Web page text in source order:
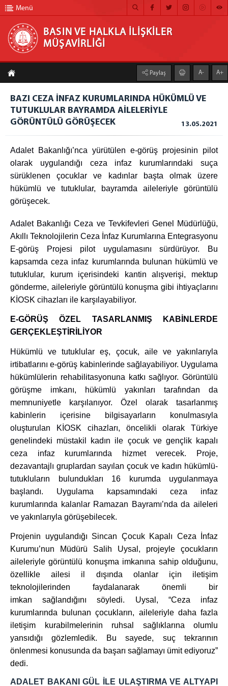
BASIN VE HALKLA İLİŞKİLER MÜŞAVİRLİĞİ
ANA SAYFA
MÜŞAVİRLİĞİMİZ
HABER ARŞİVİ
GÖRÜNTÜLÜ HABER
BÜLTEN
İLETİŞİM
Menü
BASIN VE HALKLA İLİŞKİLER
MÜŞAVİRLİĞİ
Paylaş A- A+
BAZI CEZA İNFAZ KURUMLARINDA HÜKÜMLÜ VE
TUTUKLULAR BAYRAMDA AİLELERİYLE
GÖRÜNTÜLÜ GÖRÜŞECEK
13.05.2021
Adalet Bakanlığı’nca yürütülen e-görüş projesinin pilot
olarak uygulandığı ceza infaz kurumlarındaki suça
sürüklenen çocuklar ve kadınlar başta olmak üzere
hükümlü ve tutuklular, bayramda aileleriyle görüntülü
görüşecek.
Adalet Bakanlığı Ceza ve Tevkifevleri Genel Müdürlüğü,
Akıllı Teknolojilerin Ceza İnfaz Kurumlarına Entegrasyonu
E-görüş Projesi pilot uygulamasını sürdürüyor. Bu
kapsamda ceza infaz kurumlarında bulunan hükümlü ve
tutuklular, kurum içerisindeki kantin alışverişi, mektup
gönderme, aileleriyle görüntülü konuşma gibi ihtiyaçlarını
KİOSK cihazları ile karşılayabiliyor.
E-GÖRÜŞ ÖZEL TASARLANMIŞ KABİNLERDE
GERÇEKLEŞTİRİLİYOR
Hükümlü ve tutuklular eş, çocuk, aile ve yakınlarıyla
irtibatlarını e-görüş kabinlerinde sağlayabiliyor. Uygulama
hükümlülerin rehabilitasyonuna katkı sağlıyor. Görüntülü
görüşme imkanı, hükümlü yakınları tarafından da
memnuniyetle karşılanıyor. Özel olarak tasarlanmış
kabinlerin içerisine bilgisayarların konulmasıyla
oluşturulan KİOSK cihazları, öncelikli olarak Türkiye
genelindeki müstakil kadın ile çocuk ve gençlik kapalı
ceza infaz kurumlarında hizmet verecek. Proje,
dezavantajlı gruplardan sayılan çocuk ve kadın hükümlü-
tutukluların bulundukları 16 kurumda uygulanmaya
başlandı. Uygulama kapsamındaki ceza infaz
kurumlarında kalanlar Ramazan Bayramı’nda da aileleri
ve yakınlarıyla görüşebilecek.
Projenin uygulandığı Sincan Çocuk Kapalı Ceza İnfaz
Kurumu’nun Müdürü Salih Uysal, projeyle çocukların
aileleriyle görüntülü konuşma imkanına sahip olduğunu,
özellikle ailesi il dışında olanlar için iletişim
teknolojilerinden faydalanarak önemli bir
imkan sağlandığını söyledi. Uysal, “Ceza infaz
kurumlarında bulunan çocukların, aileleriyle daha fazla
iletişim kurabilmelerinin ruhsal sağlıklarına olumlu
yansıdığı gözlemledik. Bu sayede, suç tekrarının
önlenmesi konusunda da başarı sağlamayı ümit ediyoruz”
dedi.
ADALET BAKANI GÜL İLE ULAŞTIRMA VE ALTYAPI